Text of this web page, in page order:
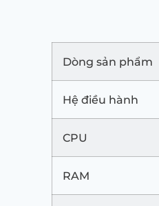
Dòng sản phẩm
Hệ điều hành
CPU
RAM